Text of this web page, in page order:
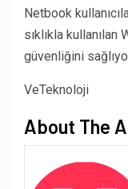
Netbook
sıklıkla
güvenliğini
VeTeknoloji
About The